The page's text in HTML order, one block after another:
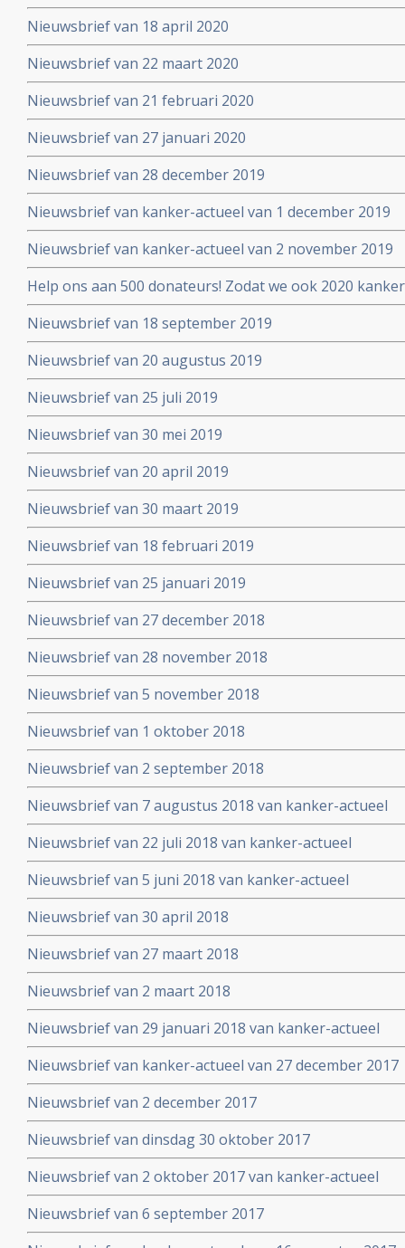
Nieuwsbrief van 18 april 2020
Nieuwsbrief van 22 maart 2020
Nieuwsbrief van 21 februari 2020
Nieuwsbrief van 27 januari 2020
Nieuwsbrief van 28 december 2019
Nieuwsbrief van kanker-actueel van 1 december 2019
Nieuwsbrief van kanker-actueel van 2 november 2019
Help ons aan 500 donateurs! Zodat we ook 2020
voortzetten
Nieuwsbrief van 18 september 2019
Nieuwsbrief van 20 augustus 2019
Nieuwsbrief van 25 juli 2019
Nieuwsbrief van 30 mei 2019
Nieuwsbrief van 20 april 2019
Nieuwsbrief van 30 maart 2019
Nieuwsbrief van 18 februari 2019
Nieuwsbrief van 25 januari 2019
Nieuwsbrief van 27 december 2018
Nieuwsbrief van 28 november 2018
Nieuwsbrief van 5 november 2018
Nieuwsbrief van 1 oktober 2018
Nieuwsbrief van 2 september 2018
Nieuwsbrief van 7 augustus 2018 van kanker-actueel
Nieuwsbrief van 22 juli 2018 van kanker-actueel
Nieuwsbrief van 5 juni 2018 van kanker-actueel
Nieuwsbrief van 30 april 2018
Nieuwsbrief van 27 maart 2018
Nieuwsbrief van 2 maart 2018
Nieuwsbrief van 29 januari 2018 van kanker-actueel
Nieuwsbrief van kanker-actueel van 27 december 2017
Nieuwsbrief van 2 december 2017
Nieuwsbrief van dinsdag 30 oktober 2017
Nieuwsbrief van 2 oktober 2017 van kanker-actueel
Nieuwsbrief van 6 september 2017